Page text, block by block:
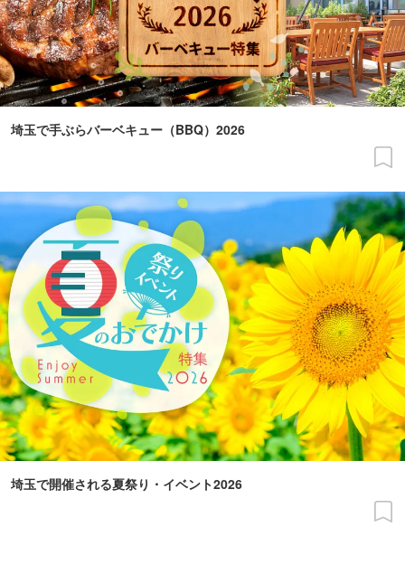
埼玉で手ぶらバーベキュー（BBQ）2026
埼玉で開催される夏祭り・イベント2026